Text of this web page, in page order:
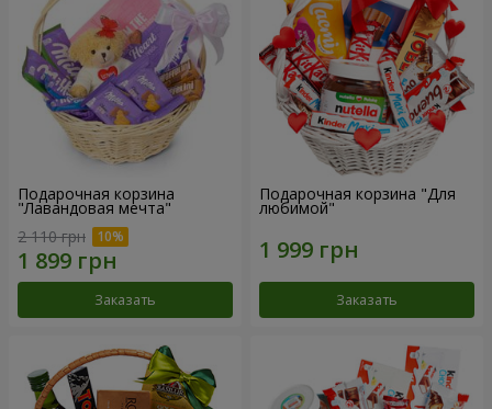
Подарочная корзина
"Лавандовая мечта"
2 110 грн
Заказать
Подарочная корзина "Для
любимой"
Заказать